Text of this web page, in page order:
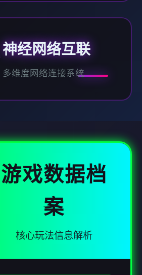
神经网络互联
多维度网络连接系统
游戏数据档
案
核心玩法信息解析